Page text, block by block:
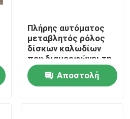
Πλήρης αυτόματος
μεταβλητός ρόλος
δίσκων καλωδίων
που διαμορφώνει τη
μηχανή με Punching
την τρύπαΑποστολή